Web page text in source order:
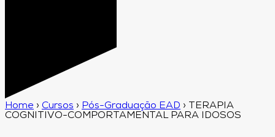
Home › Cursos › Pós-Graduação EAD ›
TERAPIA
COGNITIVO-COMPORTAMENTAL PARA IDOSOS